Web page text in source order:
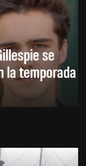
se
la temporada